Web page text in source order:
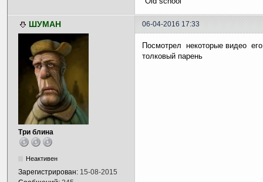
ШУМАН 06-04-2016 17:33
Три блина
Неактивен
Зарегистрирован: 15-08-2015
Посмотрел некоторые видео
толковый парень